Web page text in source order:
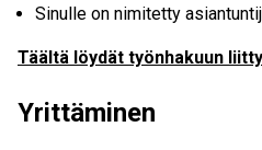
Sinulle on nimitetty
Täältä löydät työnhakuun
Yrittäminen